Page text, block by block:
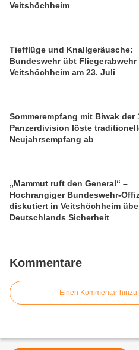
Veitshöchheim
Tiefflüge und Knallgeräusche:
Bundeswehr übt Fliegerabwehr
Veitshöchheim am 23. Juli
Sommerempfang mit Biwak der
Panzerdivision löste
Neujahrsempfang ab
„Mammut ruft den General“ –
Hochrangiger Bundeswehr-
diskutiert in Veitshöchheim
Deutschlands Sicherheit
Kommentare
Einen Kommentar